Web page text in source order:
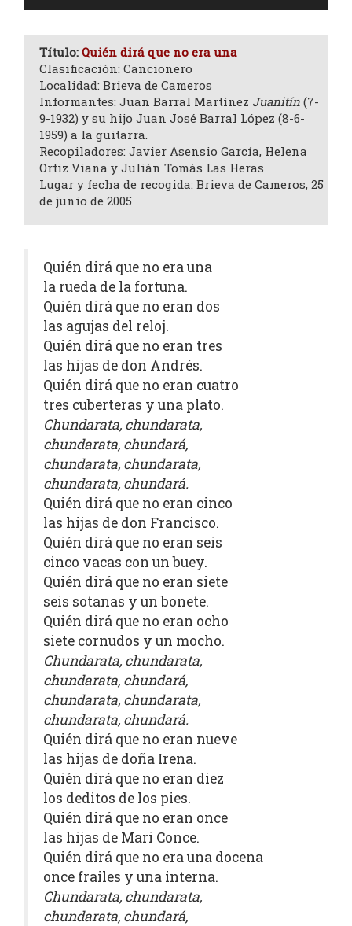
Título: Quién dirá que no era una
Clasificación: Cancionero
Localidad: Brieva de Cameros
Informantes: Juan Barral Martínez Juanitín (7-
9-1932) y su hijo Juan José Barral López (8-6-
1959) a la guitarra.
Recopiladores: Javier Asensio García, Helena
Ortiz Viana y Julián Tomás Las Heras
Lugar y fecha de recogida: Brieva de Cameros, 25
de junio de 2005
Quién dirá que no era una
la rueda de la fortuna.
Quién dirá que no eran dos
las agujas del reloj.
Quién dirá que no eran tres
las hijas de don Andrés.
Quién dirá que no eran cuatro
tres cuberteras y una plato.
Chundarata, chundarata,
chundarata, chundará,
chundarata, chundarata,
chundarata, chundará.
Quién dirá que no eran cinco
las hijas de don Francisco.
Quién dirá que no eran seis
cinco vacas con un buey.
Quién dirá que no eran siete
seis sotanas y un bonete.
Quién dirá que no eran ocho
siete cornudos y un mocho.
Chundarata, chundarata,
chundarata, chundará,
chundarata, chundarata,
chundarata, chundará.
Quién dirá que no eran nueve
las hijas de doña Irena.
Quién dirá que no eran diez
los deditos de los pies.
Quién dirá que no eran once
las hijas de Mari Conce.
Quién dirá que no era una docena
once frailes y una interna.
Chundarata, chundarata,
chundarata, chundará,